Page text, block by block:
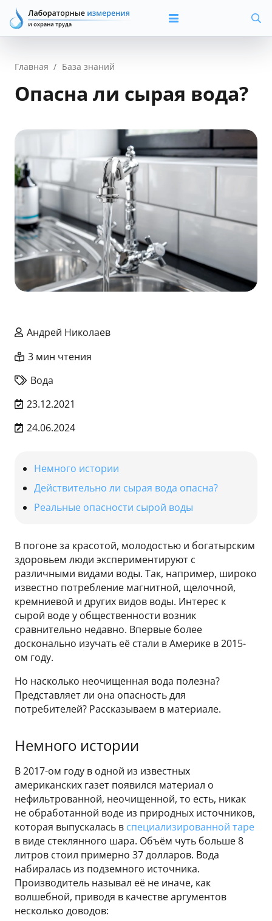
Главная / База знаний
Опасна ли сырая вода?
Андрей Николаев
3 мин чтения
Вода
23.12.2021
24.06.2024
В погоне за красотой, молодостью и богатырским
здоровьем люди экспериментируют с
различными видами воды. Так, например, широко
известно потребление магнитной, щелочной,
кремниевой и других видов воды. Интерес к
сырой воде у общественности возник
сравнительно недавно. Впервые более
досконально изучать её стали в Америке в 2015-
ом году.
Но насколько неочищенная вода полезна?
Представляет ли она опасность для
потребителей? Рассказываем в материале.
Немного истории
В 2017-ом году в одной из известных
американских газет появился материал о
нефильтрованной, неочищенной, то есть, никак
не обработанной воде из природных источников,
которая выпускалась в специализированной таре
в виде стеклянного шара. Объём чуть больше 8
литров стоил примерно 37 долларов. Вода
набиралась из подземного источника.
Производитель называл её не иначе, как
волшебной, приводя в качестве аргументов
несколько доводов:
Немного истории
Действительно ли сырая вода опасна?
Реальные опасности сырой воды